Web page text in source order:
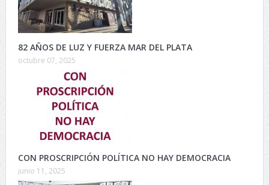
82 AÑOS DE LUZ Y FUERZA MAR DEL PLATA
octubre 07, 2025
CON PROSCRIPCIÓN POLÍTICA NO HAY DEMOCRACIA
junio 11, 2025